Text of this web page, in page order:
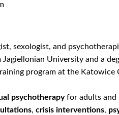
sexologist, and
University and a
program at the Katowice
psychotherapyfor adults and
, crisis interventions,